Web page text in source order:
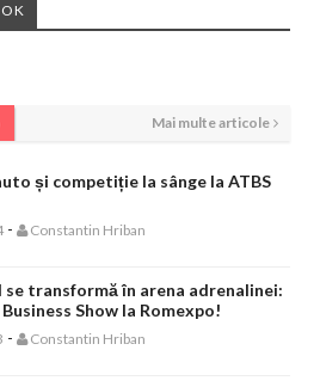
Mai multe articole
și competiție la sânge la ATBS
- Constantin Hriban
transformă în arena adrenalinei:
Show la Romexpo!
- Constantin Hriban